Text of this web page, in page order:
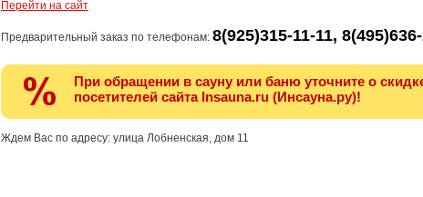
Перейти на сайт
Предварительный заказ по телефонам: 8(925)315-11-11,
При обращении в сауну или баню уточните о
посетителей сайта Insauna.ru (Инсауна.ру)!
Ждем Вас по адресу: улица Лобненская, дом 11